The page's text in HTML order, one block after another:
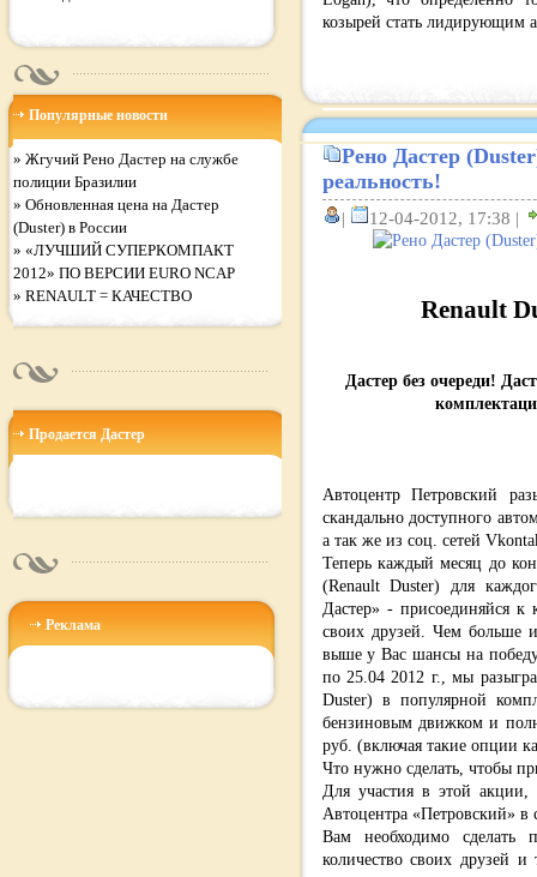
Популярные новости
» Жгучий Рено Дастер на службе
полиции Бразилии
» Обновленная цена на Дастер
(Duster) в России
» «ЛУЧШИЙ СУПЕРКОМПАКТ
2012» ПО ВЕРСИИ EURO NCAP
» RENAULT = КАЧЕСТВО
Продается Дастер
Реклама
козырей стать лидирующим
Рено Дастер
реальность!
| 12-04-2012, 17:38 |
Renault
Дастер без очереди!
Автоцентр Петровский
скандально доступного
а так же из соц. сетей
Теперь каждый месяц до
(Renault Duster) для
Дастер» - присоединяйся
своих друзей. Чем больше
выше у Вас шансы на
по 25.04 2012 г., мы
Duster) в популярной
бензиновым движком и
руб. (включая такие опции
Что нужно сделать, чтобы
Для участия в этой
Автоцентра «Петровский» в
Вам необходимо сделать
количество своих друзей